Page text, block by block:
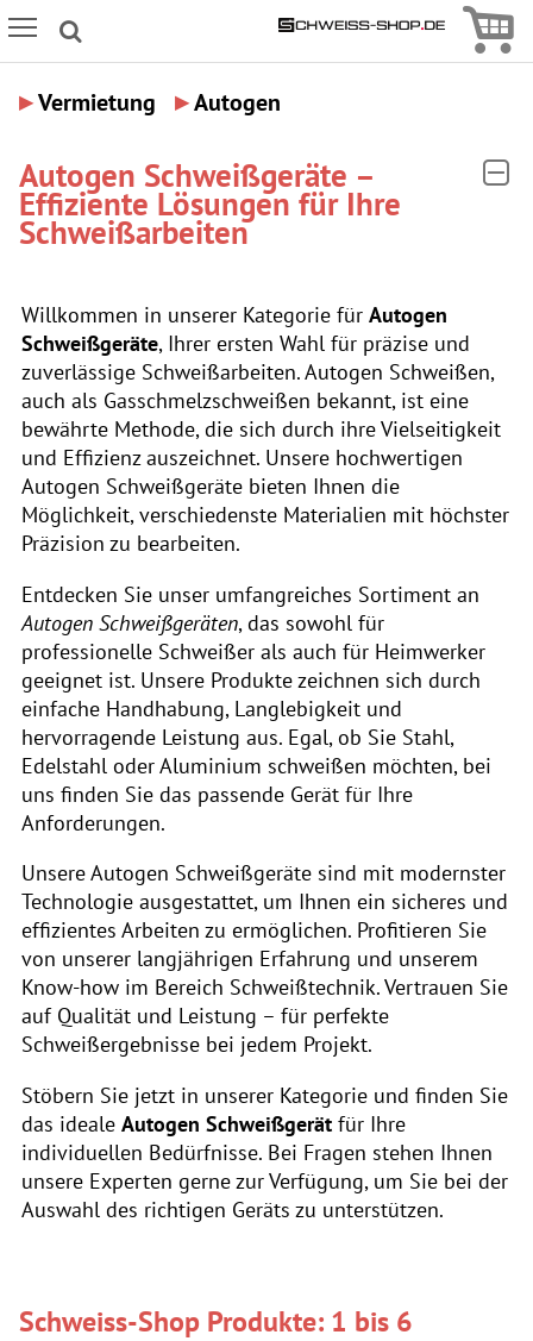
Icon Menu
▸Vermietung ▸Autogen
Autogen Schweißgeräte –
Effiziente Lösungen für Ihre
Schweißarbeiten
Willkommen in unserer Kategorie fürAutogen
Schweißgeräte, Ihrer ersten Wahl für präzise und
zuverlässige Schweißarbeiten. Autogen Schweißen,
auch als Gasschmelzschweißen bekannt, ist eine
bewährte Methode, die sich durch ihre Vielseitigkeit
und Effizienz auszeichnet. Unsere hochwertigen
Autogen Schweißgeräte bieten Ihnen die
Möglichkeit, verschiedenste Materialien mit höchster
Präzision zu bearbeiten.
Entdecken Sie unser umfangreiches Sortiment an
Autogen Schweißgeräten, das sowohl für
professionelle Schweißer als auch für Heimwerker
geeignet ist. Unsere Produkte zeichnen sich durch
einfache Handhabung, Langlebigkeit und
hervorragende Leistung aus. Egal, ob Sie Stahl,
Edelstahl oder Aluminium schweißen möchten, bei
uns finden Sie das passende Gerät für Ihre
Anforderungen.
Unsere Autogen Schweißgeräte sind mit modernster
Technologie ausgestattet, um Ihnen ein sicheres und
effizientes Arbeiten zu ermöglichen. Profitieren Sie
von unserer langjährigen Erfahrung und unserem
Know-how im Bereich Schweißtechnik. Vertrauen Sie
auf Qualität und Leistung – für perfekte
Schweißergebnisse bei jedem Projekt.
Stöbern Sie jetzt in unserer Kategorie und finden Sie
das idealeAutogen Schweißgerät für Ihre
individuellen Bedürfnisse. Bei Fragen stehen Ihnen
unsere Experten gerne zur Verfügung, um Sie bei der
Auswahl des richtigen Geräts zu unterstützen.
Schweiss-Shop Produkte: 1 bis 6